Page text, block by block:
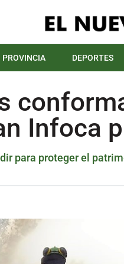
PROVINCIA DEPORTES
Infoca
para proteger el